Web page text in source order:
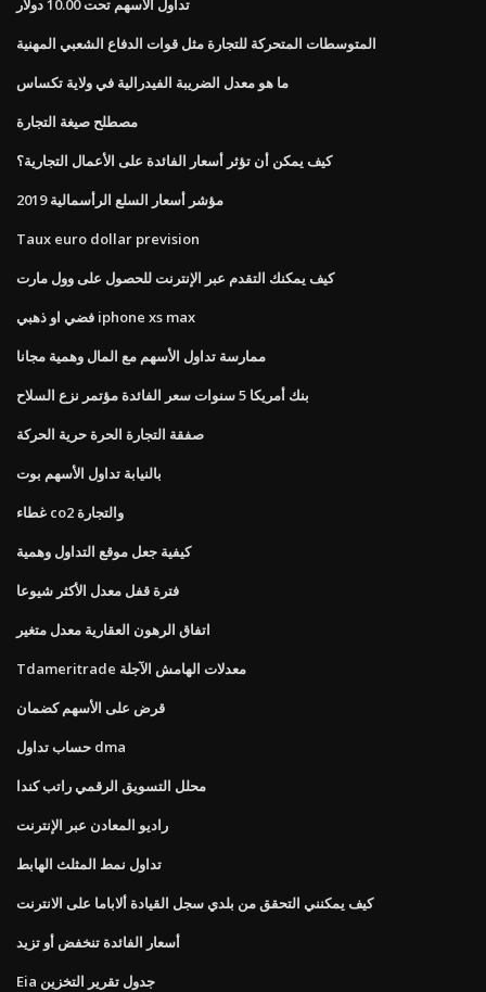
تداول الأسهم تحت 10.00 دولار
المتوسطات المتحركة للتجارة مثل قوات الدفاع الشعبي المهنية
ما هو معدل الضريبة الفيدرالية في ولاية تكساس
مصطلح صيغة التجارة
كيف يمكن أن تؤثر أسعار الفائدة على الأعمال التجارية؟
مؤشر أسعار السلع الرأسمالية 2019
Taux euro dollar prevision
كيف يمكنك التقدم عبر الإنترنت للحصول على وول مارت
فضي او ذهبي iphone xs max
ممارسة تداول الأسهم مع المال وهمية مجانا
بنك أمريكا 5 سنوات سعر الفائدة مؤتمر نزع السلاح
صفقة التجارة الحرة حرية الحركة
بالنيابة تداول الأسهم بوت
غطاء co2 والتجارة
كيفية جعل موقع التداول وهمية
فترة قفل معدل الأكثر شيوعا
اتفاق الرهون العقارية معدل متغير
Tdameritrade معدلات الهامش الآجلة
قرض على الأسهم كضمان
حساب تداول dma
محلل التسويق الرقمي راتب كندا
راديو المعادن عبر الإنترنت
تداول نمط المثلث الهابط
كيف يمكنني التحقق من بلدي سجل القيادة ألاباما على الانترنت
أسعار الفائدة تنخفض أو تزيد
Eia جدول تقرير التخزين